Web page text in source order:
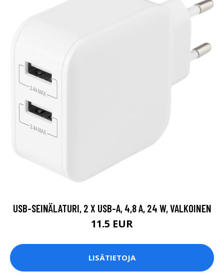
USB-SEINÄLATURI, 2 X USB-A, 4,8 A, 24 W, VALKOINEN
11.5 EUR
LISÄTIETOJA